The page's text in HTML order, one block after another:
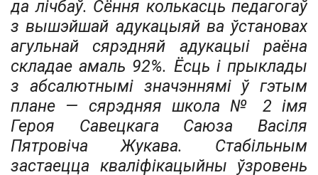
да лічбаў. Сёння колькасць педагогаў
з вышэйшай адукацыяй ва ўстановах
агульнай сярэдняй адукацыі раёна
складае амаль 92%. Ёсць і прыклады
з абсалютнымі значэннямі ў гэтым
плане — сярэдняя школа № 2 імя
Героя Савецкага Саюза Васіля
Пятровіча Жукава. Стабільным
застаецца кваліфікацыйны ўзровень